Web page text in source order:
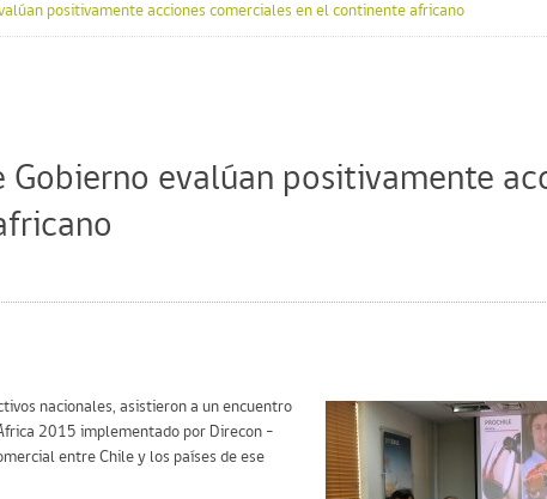
positivamente acciones comerciales en el continente africano
evalúan positivamente
nacionales, asistieron a un encuentro
2015 implementado por Direcon –
entre Chile y los países de ese